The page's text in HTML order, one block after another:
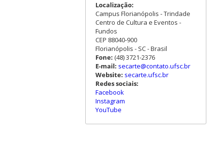
Localização:
Campus Florianópolis - Trindade
Centro de Cultura e Eventos -
Fundos
CEP 88040-900
Florianópolis - SC - Brasil
Fone: (48) 3721-2376
E-mail: secarte@contato.ufsc.br
Website: secarte.ufsc.br
Redes sociais:
Facebook
Instagram
YouTube